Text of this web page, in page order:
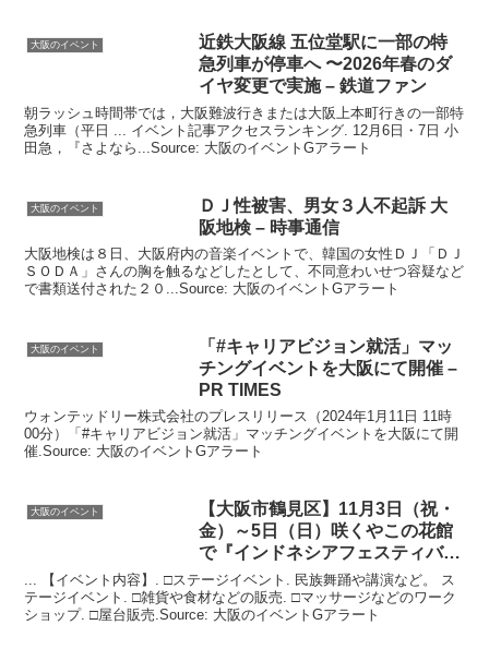
大阪のイベント 近鉄大阪線 五位堂駅に一部の特
急列車が停車へ 〜2026年春のダ
イヤ変更で実施 – 鉄道ファン
朝ラッシュ時間帯では，大阪難波行きまたは大阪上本町行きの一部特
急列車（平日 ... イベント記事アクセスランキング. 12月6日・7日 小
田急，『さよなら...Source: 大阪のイベントGアラート
大阪のイベント ＤＪ性被害、男女３人不起訴 大
阪地検 – 時事通信
大阪地検は８日、大阪府内の音楽イベントで、韓国の女性ＤＪ「ＤＪ
ＳＯＤＡ」さんの胸を触るなどしたとして、不同意わいせつ容疑など
で書類送付された２０...Source: 大阪のイベントGアラート
大阪のイベント
「#キャリアビジョン就活」マッ
チングイベント を大阪にて開催 –
PR TIMES
ウォンテッドリー株式会社のプレスリリース（2024年1月11日 11時
00分）「#キャリアビジョン就活」マッチングイベントを大阪にて開
催.Source: 大阪のイベントGアラート
大阪のイベント 【大阪市鶴見区】11月3日（祝・
金）～5日（日）咲くやこの花館
で『インドネシアフェスティバル
…
... 【イベント内容】. □ステージイベント. 民族舞踊や講演など。 ス
テージイベント. □雑貨や食材などの販売. □マッサージなどのワーク
ショップ. □屋台販売.Source: 大阪のイベントGアラート